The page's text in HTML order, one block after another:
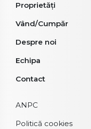
Proprietăți
Vând/Cumpăr
Despre noi
Echipa
Contact
ANPC
Politică cookies